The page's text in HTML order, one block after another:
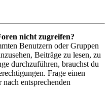
nicht zugreifen?
Benutzern oder Gruppen
Beiträge zu lesen, zu
durchzuführen, brauchst du
Frage einen
entsprechenden